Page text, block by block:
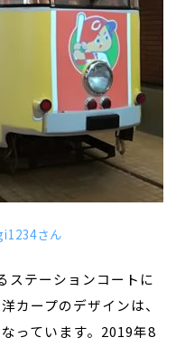
さん
ステーションコートに
カープのデザインは、
っています。2019年8